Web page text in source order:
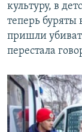
культуру, в
теперь буряты
пришли
перестала